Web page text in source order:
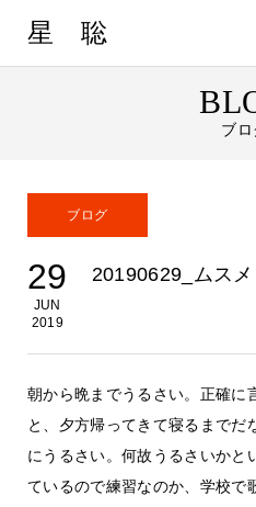
星 聡
ブロ
ブログ
29
JUN
2019
20190629_ムス
朝から晩までうるさい。正確に
と、夕方帰ってきて寝るまでだ
にうるさい。何故うるさいかと
ているので練習なのか、学校で